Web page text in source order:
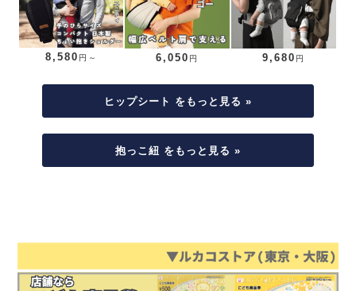
8,580 円～ 6,050 円 9,680 円
ヒップシート をもっと見る »
抱っこ紐 をもっと見る »